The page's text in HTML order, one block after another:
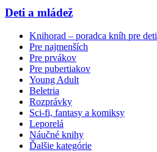
Deti a mládež
Knihorad – poradca kníh pre deti
Pre najmenších
Pre prvákov
Pre pubertiakov
Young Adult
Beletria
Rozprávky
Sci-fi, fantasy a komiksy
Leporelá
Náučné knihy
Ďalšie kategórie